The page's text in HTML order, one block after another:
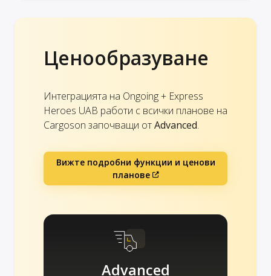
Ценообразуване
Интеграцията на Ongoing + Express
Heroes UAB работи с всички планове на
Cargoson започващи отAdvanced.
Вижте подробни функции и ценови
планове
Advanced